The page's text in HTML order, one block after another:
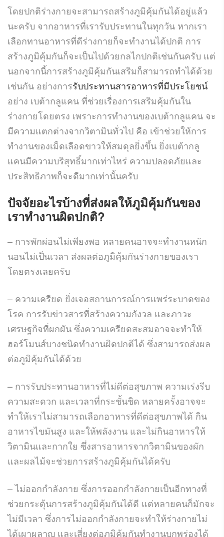
โดยปกติร่างกายจะสามารถสร้างภูมิคุ้มกันได้อยู่แล้ว
นะครับ จากอาหารที่เรารับประทานในทุกวัน หากเรา
เลือกทานอาหารที่ดีร่างกายก็จะทำงานได้ปกติ การ
สร้างภูมิคุ้มกันก็จะเป็นไปด้วยกลไกปกติเช่นกันครับ แต่
นอกจากนี้การสร้างภูมิคุ้มกันเสริมก็สามารถทำได้ด้วย
เช่นกัน อย่างการรับประทานสารอาหารที่มีประโยชน์
อย่าง เบต้ากลูแคน ที่ช่วยเรื่องการเสริมคุ้มกันใน
ร่างกายโดยตรง เพราะการทำงานของเบต้ากลูแคน จะ
มีความแตกต่างจากวิตามินทั่วไป คือ เข้าช่วยให้การ
ทำงานของเม็ดเลือดขาวให้สมดุลยิ่งขึ้น ยิ่งเบต้ากลู
แคนมีความบริสุทธิ์มากเท่าไหร่ ความปลอดภัยและ
ประสิทธิภาพก็จะดีมากเท่านั้นครับ
ปัจจัยอะไรบ้างที่ส่งผลให้ภูมิคุ้มกันของ
เราทำงานผิดปกติ?
– การพักผ่อนไม่เพียงพอ หลายคนอาจจะทำงานหนัก
นอนไม่เป็นเวลา ส่งผลต่อภูมิคุ้มกันร่างกายของเรา
โดยตรงเลยครับ
– ความเครียด ยิ่งเจอสถานการณ์การแพร่ระบาดของ
โรค การรับข่าวสารที่สร้างความกังวล และภาวะ
เศรษฐกิจที่ผกผัน ซึ่งความเครียดสะสมอาจจะทำให้
ฮอร์โมนส์บางชนิดทำงานผิดปกติได้ ซึ่งสามารถส่งผล
ต่อภูมิคุ้มกันได้ด้วย
– การรับประทานอาหารที่ไม่ดีต่อสุขภาพ ความเร่งรีบ
ความสะดวก และเวลาที่กระชั้นชิด หลายครั้งอาจจะ
ทำให้เราไม่สามารถเลือกอาหารที่ดีต่อสุขภาพได้ กิน
อาหารไขมันสูง และให้พลังงาน และไม่กินอาหารให้
วิตามินและกากใย ซึ่งสารอาหารจากวิตามินของผัก
และผลไม้จะช่วยการสร้างภูมิคุ้มกันได้ครับ
– ไม่ออกกำลังกาย ซึ่งการออกกำลังกายเป็นอีกทางที่
ช่วยกระตุ้นการสร้างภูมิคุ้มกันได้ดี แต่หลายคนก็มักจะ
ไม่มีเวลา ซึ่งการไม่ออกกำลังกายจะทำให้ร่างกายไม่
ได้เผาผลาญ และเสี่ยงต่อภูมิคุ้มกันทำงานบกพร่องได้